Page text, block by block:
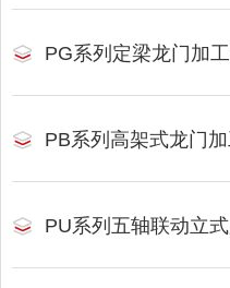
PG系列定梁龙门加